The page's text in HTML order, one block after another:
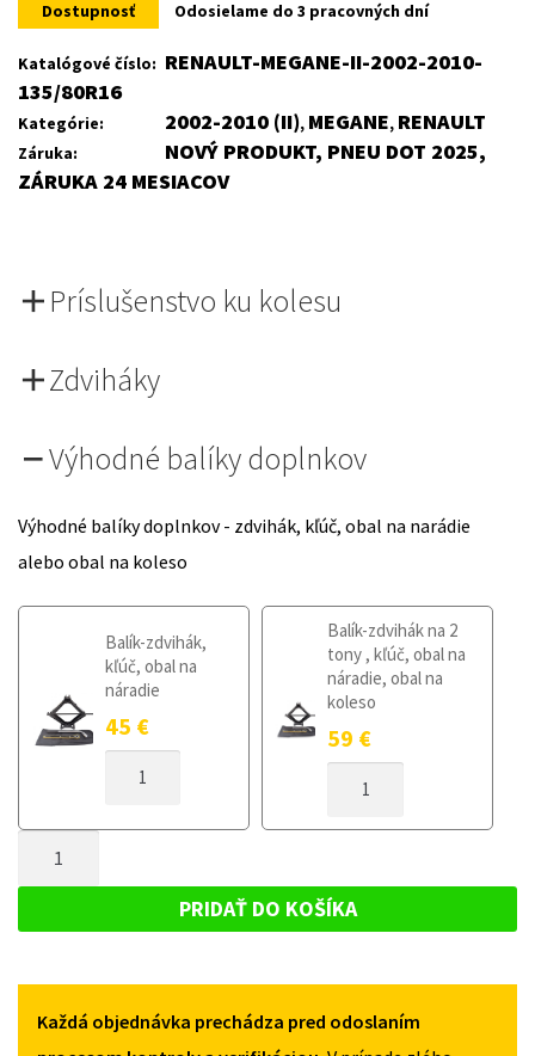
162,51 €.
148,62 €.
Dostupnosť Odosielame do 3 pracovných dní
Katalógové číslo: RENAULT-MEGANE-II-2002-2010-
135/80R16
Kategórie: 2002-2010 (II), MEGANE, RENAULT
Záruka:
NOVÝ PRODUKT, PNEU DOT 2025,
ZÁRUKA 24 MESIACOV
Príslušenstvo ku kolesu
Zdviháky
Výhodné balíky doplnkov
Výhodné balíky doplnkov - zdvihák, kľúč, obal na narádie
alebo obal na koleso
Balík-zdvihák,
kľúč, obal na
náradie
45 €
DOJAZDOVÉ
RENAULT
II
2010
Balík-zdvihák na 2
tony , kľúč, obal na
náradie, obal na
koleso
59 €
DOJAZDOVÉ
II
2002-
4X100
RENAULT
2002-
PRIDAŤ DO KOŠÍKA
Každá objednávka prechádza pred odoslaním